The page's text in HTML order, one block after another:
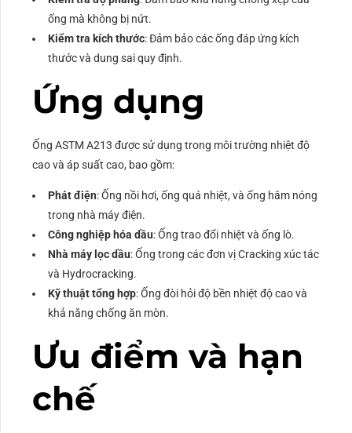
ống mà không bị nứt.
Kiểm tra kích thước: Đảm bảo các ống đáp ứng kích
thước và dung sai quy định.
Ứng dụng
Ống ASTM A213 được sử dụng trong môi trường nhiệt độ
cao và áp suất cao, bao gồm:
Phát điện: Ống nồi hơi, ống quá nhiệt, và ống hâm nóng
trong nhà máy điện.
Công nghiệp hóa dầu: Ống trao đổi nhiệt và ống lò.
Nhà máy lọc dầu: Ống trong các đơn vị Cracking xúc tác
và Hydrocracking.
Kỹ thuật tổng hợp: Ống đòi hỏi độ bền nhiệt độ cao và
khả năng chống ăn mòn.
Ưu điểm và hạn
chế